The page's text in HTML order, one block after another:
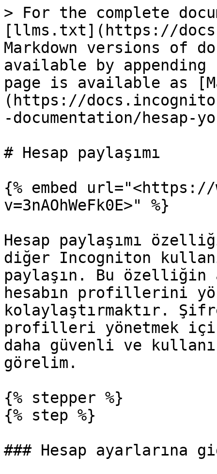
> For the complete
[llms.txt](https://
Markdown versions of
available by
page is available as
(https://
-documentation/hesap-
# Hesap paylaşımı
{% embed url="<https://
v=3nAOhWeFk0E>" %}
Hesap paylaşımı
diğer Incogniton
paylaşın. Bu özelliğin
hesabın profillerini
kolaylaştırmaktır.
profilleri yönetmek
daha güvenli ve
görelim.
{% stepper %}
{% step %}
### Hesap ayarlarına